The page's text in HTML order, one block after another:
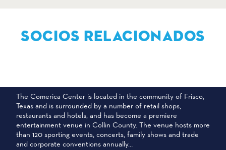
SOCIOS RELACIONADOS
The Comerica Center is located in the community of Frisco,
Texas and is surrounded by a number of retail shops,
restaurants and hotels, and has become a premiere
entertainment venue in Collin County. The venue hosts more
than 120 sporting events, concerts, family shows and trade
and corporate conventions annually…